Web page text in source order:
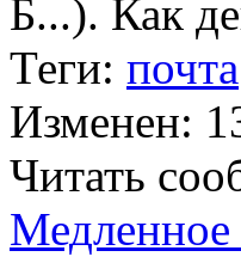
Б...). Как
Теги: почта
Изменен:
Читать
Медленное